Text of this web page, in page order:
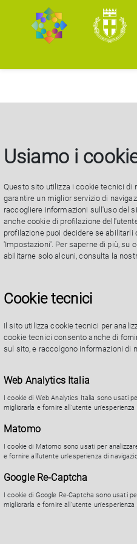
Settore
Aperta 1 posizione per
Il percorso mira alla
conoscenza delle basi di
educativi per il sostegno
Per candidarsi occorre
oppure scrivere nello
Usiamo i
Questo sito utilizza i cookie tecnici di
garantire un miglior servizio di
raccogliere informazioni sull'uso del
anche cookie di profilazione
profilazione puoi decidere se
'Impostazioni'. Per saperne di più, su
abilitarne solo alcuni, consulta la
Cookie tecnici
Il sito utilizza cookie tecnici per
cookie tecnici consento anche di
sul sito, e raccolgono informazioni di
Web Analytics Italia
I cookie di Web Analytics Italia sono usati
migliorarla e fornire all'utente
Matomo
I cookie di Matomo sono usati per
e fornire all'utente un'esperienza di
Google Re-Captcha
I cookie di Google Re-Captcha sono usati
migliorarla e fornire all'utente